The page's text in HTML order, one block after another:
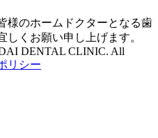
様のホームドクターとなる歯
しくお願い申し上げます。
DENTAL CLINIC. All
リシー